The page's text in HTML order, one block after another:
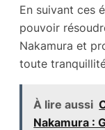
En suivant ces
pouvoir
Nakamura et
toute
À lire aussi
Nakamura :